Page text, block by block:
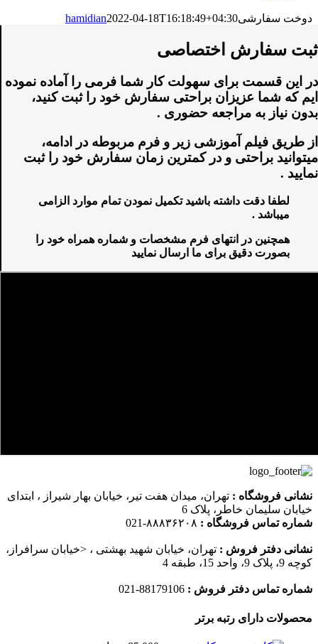
دوخت سفارشی hamidian2022-04-18T16:18:49+04:30
ثبت سفارش اختصاصی
در این قسمت برای سهولت کار شما فرمی را آماده نموده
ایم که شما عزیزان براحتی سفارش خود را ثبت کنید،
بدون نیاز به مراجعه حضوری .
از طریق فیلم آموزشی زیر و فرم مربوطه در ادامه،
میتوانید براحتی و در کمترین زمان سفارش خود را ثبت
نمایید .
لطفا دقت داشته باشید تکمیل نمودن تمام موارد الزامی
میباشد .
همچنین در انتهای فرم مشخصات و شماره همراه خود را
بصورت دقیق برای ما ارسال نمایید
نشانی فروشگاه : تهران، میدان هفت تیر، خیابان بهار شیراز ، ابتدای
خیابان سلیمان خاطر، پلاک 6
شماره تماس فروشگاه :
نشانی دفتر فروش : تهران، خیابان شهید بهشتی ، <خیابان سرافراز،
کوچه 9، پلاک 9، واحد 15، طبقه 4
شماره تماس دفتر فروش :
محصولات دارای رتبه برتر